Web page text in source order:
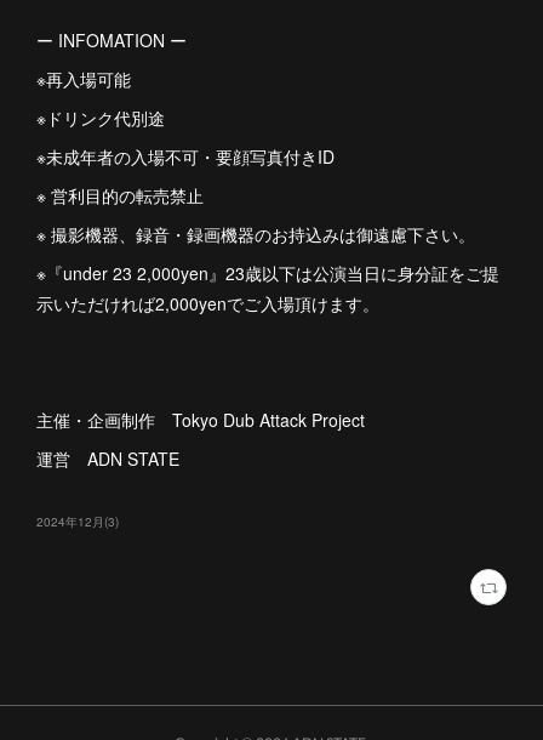
ー INFOMATION ー
※再入場可能
※ドリンク代別途
※未成年者の⼊場不可・要顔写真付きID
※ 営利⽬的の転売禁⽌
※ 撮影機器、録⾳・録画機器のお持込みは御遠慮下さい。
※『under 23 2,000yen』23歳以下は公演当⽇に⾝分証をご提
⽰いただければ2,000yenでご⼊場頂けます。
主催・企画制作 Tokyo Dub Attack Project
運営 ADN STATE
2024年12月 (3)